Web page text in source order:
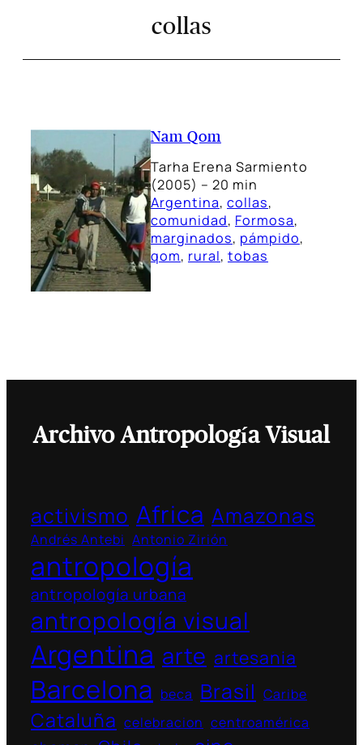
collas
Nam Qom
Tarha Erena Sarmiento
(2005) – 20 min
Argentina, collas
comunidad, Formosa
marginados, pámpido
qom, rural, tobas
Archivo Antropología Visual
activismo Africa Amazonas
Andrés Antebi Antonio Zirión
antropología
antropología urbana
antropología visual
Argentina arte artesania
Barcelona beca Brasil Caribe
Cataluña celebracion centroamérica